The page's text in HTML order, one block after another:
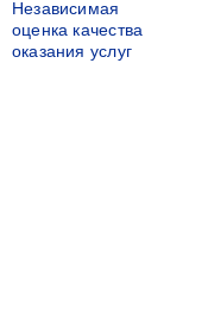
Независимая
оценка качества
оказания услуг